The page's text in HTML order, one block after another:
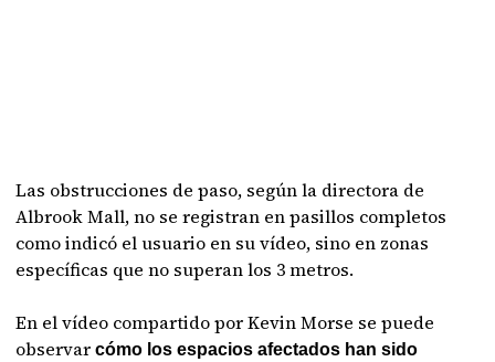
Las obstrucciones de paso, según la directora de
Albrook Mall, no se registran en pasillos completos
como indicó el usuario en su vídeo, sino en zonas
específicas que no superan los 3 metros.
En el vídeo compartido por Kevin Morse se puede
observarcómo los espacios afectados han sido